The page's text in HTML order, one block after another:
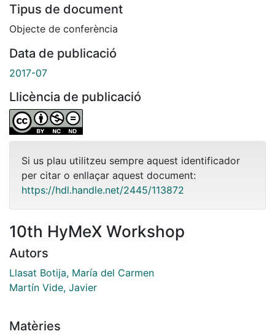
Tipus de document
Objecte de conferència
Data de publicació
2017-07
Llicència de publicació
Si us plau utilitzeu sempre aquest identificador
per citar o enllaçar aquest document:
https://hdl.handle.net/2445/113872
10th HyMeX Workshop
Autors
Llasat Botija, María del Carmen
Martín Vide, Javier
Matèries